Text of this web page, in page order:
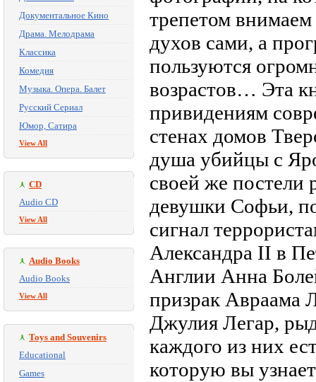
Документальное Кино
Драма. Мелодрама
Классика
Комедия
Музыка. Опера. Балет
Русский Сериал
Юмор, Сатира
View All
CD
Audio CD
View All
Audio Books
Audio Books
View All
Toys and Souvenirs
Educational
Games
трепетом
духов сами, а
пользуются
возрастов… Эта
привидениям
стенах домов
душа убийцы с
своей же постели
девушки Софьи,
сигнал
Александра II в
Англии Анна
призрак Авраама
Джулия Легар,
каждого из них
которую вы